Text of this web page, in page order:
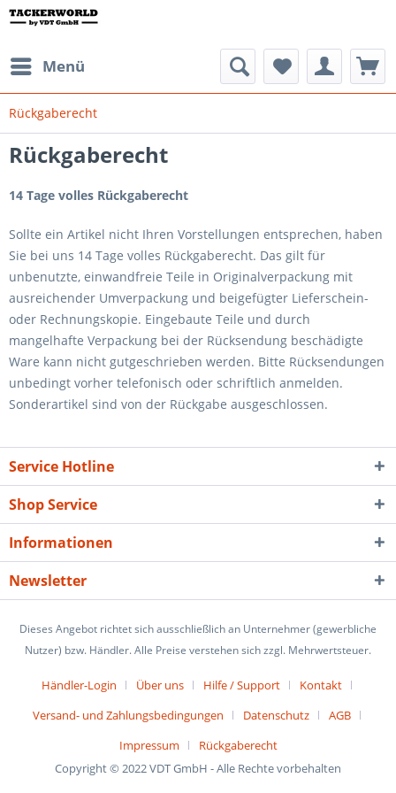
Menü
Rückgaberecht
Rückgaberecht
14 Tage volles Rückgaberecht
Sollte ein Artikel nicht Ihren Vorstellungen entsprechen, haben
Sie bei uns 14 Tage volles Rückgaberecht. Das gilt für
unbenutzte, einwandfreie Teile in Originalverpackung mit
ausreichender Umverpackung und beigefügter Lieferschein-
oder Rechnungskopie. Eingebaute Teile und durch
mangelhafte Verpackung bei der Rücksendung beschädigte
Ware kann nicht gutgeschrieben werden. Bitte Rücksendungen
unbedingt vorher telefonisch oder schriftlich anmelden.
Sonderartikel sind von der Rückgabe ausgeschlossen.
Service Hotline
Shop Service
Informationen
Newsletter
Dieses Angebot richtet sich ausschließlich an Unternehmer (gewerbliche
Nutzer) bzw. Händler. Alle Preise verstehen sich zzgl. Mehrwertsteuer.
Händler-Login Über uns Hilfe / Support
Kontakt
Versand- und Zahlungsbedingungen
Datenschutz
AGB
Impressum
Rückgaberecht
Copyright © 2022 VDT GmbH - Alle Rechte vorbehalten